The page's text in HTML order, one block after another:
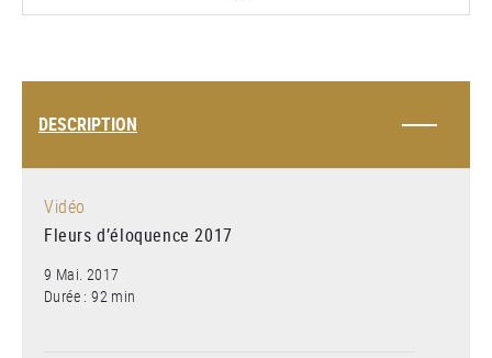
DESCRIPTION
Vidéo
Fleurs d’éloquence 2017
9 Mai. 2017
Durée : 92 min